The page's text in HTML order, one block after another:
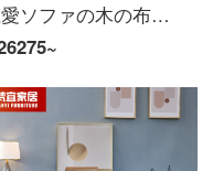
梵愛ソファの木の布芸ソファーの新しい中国式の大きさの家型の胡桃の木の実木のソファーは客間の家具の3人を組み合わせます。